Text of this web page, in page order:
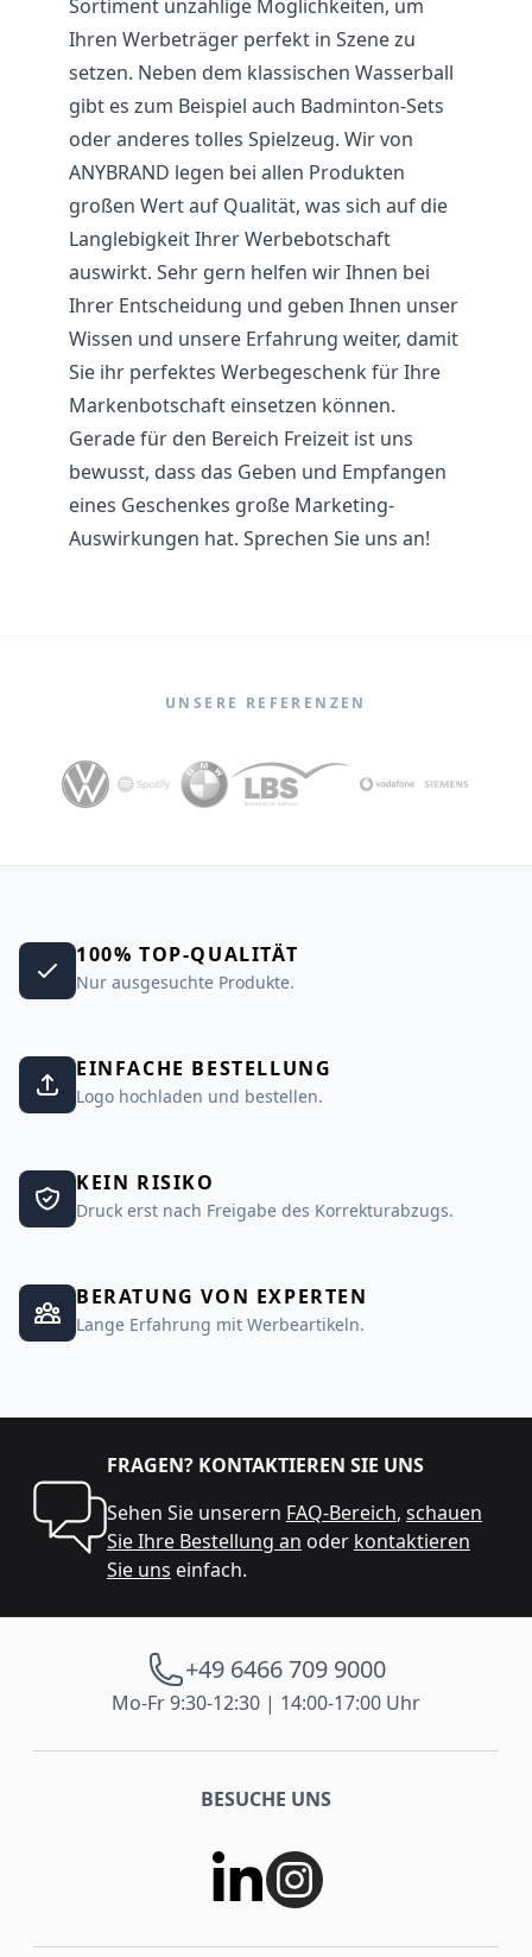
Sortiment unzählige Möglichkeiten, um
Ihren Werbeträger perfekt in Szene zu
setzen. Neben dem klassischen Wasserball
gibt es zum Beispiel auch Badminton-Sets
oder anderes tolles Spielzeug. Wir von
ANYBRAND legen bei allen Produkten
großen Wert auf Qualität, was sich auf die
Langlebigkeit Ihrer Werbebotschaft
auswirkt. Sehr gern helfen wir Ihnen bei
Ihrer Entscheidung und geben Ihnen unser
Wissen und unsere Erfahrung weiter, damit
Sie ihr perfektes Werbegeschenk für Ihre
Markenbotschaft einsetzen können.
Gerade für den Bereich Freizeit ist uns
bewusst, dass das Geben und Empfangen
eines Geschenkes große Marketing-
Auswirkungen hat. Sprechen Sie uns an!
UNSERE REFERENZEN
100% TOP-QUALITÄT
Nur ausgesuchte Produkte.
EINFACHE BESTELLUNG
Logo hochladen und bestellen.
KEIN RISIKO
Druck erst nach Freigabe des Korrekturabzugs.
BERATUNG VON EXPERTEN
Lange Erfahrung mit Werbeartikeln.
FRAGEN? KONTAKTIEREN SIE UNS
Sehen Sie unserern FAQ-Bereich, schauen
Sie Ihre Bestellung an oder kontaktieren
Sie uns einfach.
+49 6466 709 9000
Mo-Fr 9:30-12:30 | 14:00-17:00 Uhr
BESUCHE UNS